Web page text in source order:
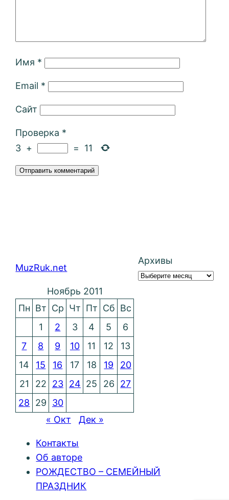
Имя *
Email *
Сайт
Проверка *
3 + = 11
MuzRuk.net
Архивы
Ноябрь 2011
Пн Вт Ср Чт Пт Сб Вс
1
2 3 4 5
6
7
8 9 10 11 12
13
14
15 16 17 18 19
20
21
22 23 24 25 26
27
28
29
30
« Окт
Дек »
Контакты
Об авторе
РОЖДЕСТВО – СЕМЕЙНЫЙ
ПРАЗДНИК